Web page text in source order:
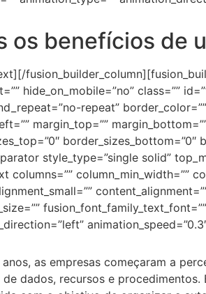
os benefícios de
hide_on_mobile=”no” class=””
repeat”
margin_top=””
style_type=”single solid”
columns=”” column_min_width=””
anos, as empresas começaram a
de dados, recursos e